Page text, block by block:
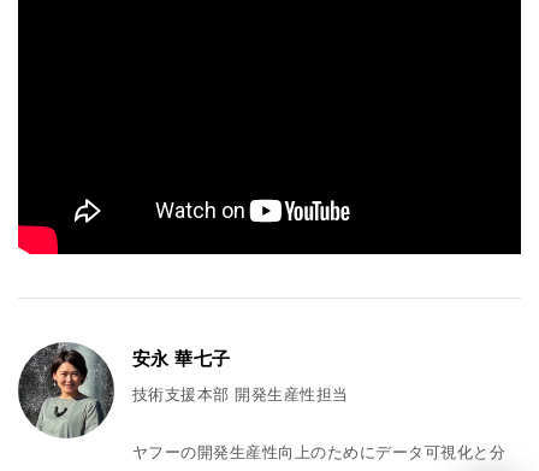
安永 華七子
技術支援本部 開発生産性担当
ヤフーの開発生産性向上のためにデータ可視化と分